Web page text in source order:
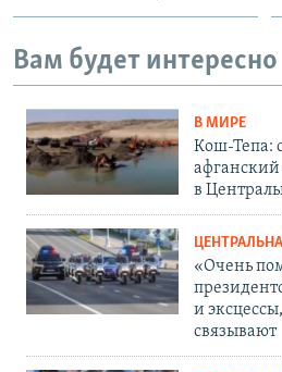
Вам будет интересно
В МИРЕ
Кош-Тепа:
в
«Очень
и
связывают